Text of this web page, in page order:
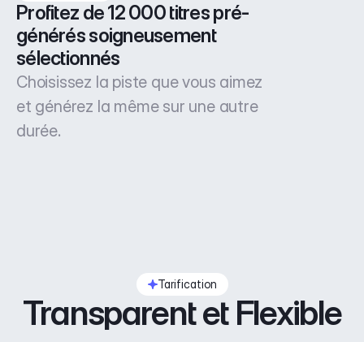
Profitez de 12 000 titres pré-
générés soigneusement
sélectionnés
Choisissez la piste que vous aimez
et générez la même sur une autre
durée.
Tarification
Transparent et Flexible